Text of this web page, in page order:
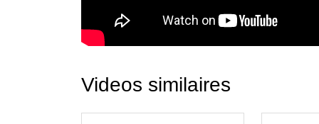
Videos similaires